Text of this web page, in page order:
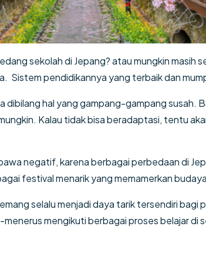
sekolah di Jepang? atau mungkin masih
Sistem pendidikannya yang terbaik dan
dibilang hal yang gampang-gampang
Kalau tidak bisa beradaptasi, tentu
negatif, karena berbagai perbedaan di
festival menarik yang memamerkan
selalu menjadi daya tarik tersendiri
mengikuti berbagai proses belajar di